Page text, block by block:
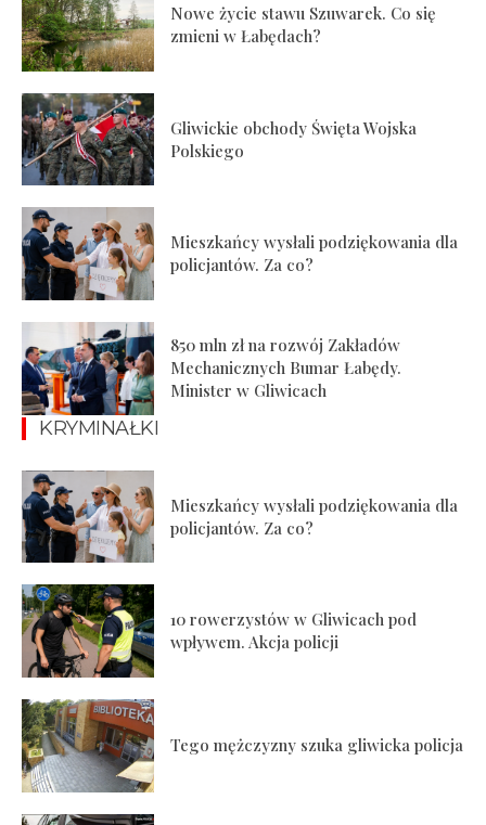
Nowe życie stawu Szuwarek. Co się
zmieni w Łabędach?
Gliwickie obchody Święta Wojska
Polskiego
Mieszkańcy wysłali podziękowania dla
policjantów. Za co?
850 mln zł na rozwój Zakładów
Mechanicznych Bumar Łabędy.
Minister w Gliwicach
KRYMINAŁKI
Mieszkańcy wysłali podziękowania dla
policjantów. Za co?
10 rowerzystów w Gliwicach pod
wpływem. Akcja policji
Tego mężczyzny szuka gliwicka policja